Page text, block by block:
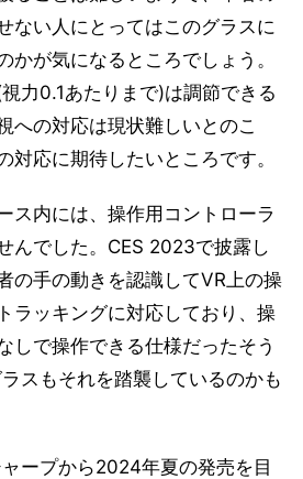
ない人にとってはこのグラスに
かが気になるところでしょう。
力0.1あたりまで)は調節できる
への対応は現状難しいとのこ
対応に期待したいところです。
ス内には、操作用コントローラ
んでした。CES 2023で披露し
の手の動きを認識してVR上の操
ラッキングに対応しており、操
しで操作できる仕様だったそう
スもそれを踏襲しているのかも
ープから2024年夏の発売を目